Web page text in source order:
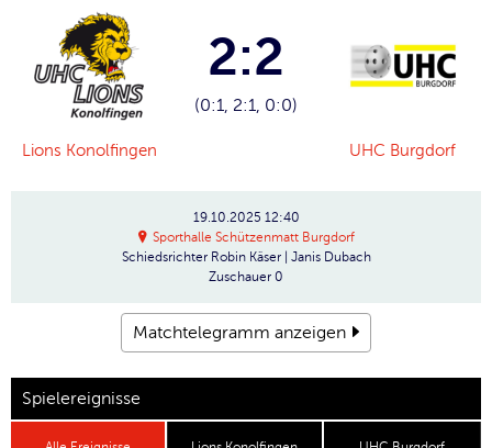
Lions Konolfingen
2:2
(0:1, 2:1, 0:0)
UHC Burgdorf
19.10.2025 12:40
Sporthalle Schützenmatt Burgdorf
Schiedsrichter Robin Käser | Janis Dubach
Zuschauer 0
Matchtelegramm anzeigen
Spielereignisse